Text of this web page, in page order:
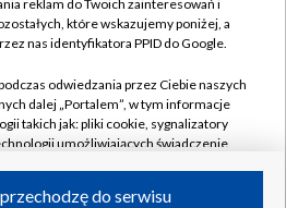
Pomoc
Kontakt
Kanały
reklam do Twoich zainteresowań i
które wskazujemy poniżej, a
nas identyfikatora PPID do Google.
odwiedzania przez Ciebie naszych
dalej „Portalem”, w tym informacje
takich jak: pliki cookie, sygnalizatory
umożliwiających świadczenie
do serwisu